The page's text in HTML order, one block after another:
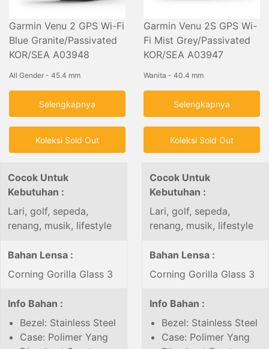
Garmin Venu 2 GPS Wi-Fi
Blue Granite/Passivated
KOR/SEA A03948
All Gender - 45.4 mm
Selengkapnya
Koleksi Sold Out
Garmin Venu 2S GPS Wi-
Fi Mist Grey/Passivated
KOR/SEA A03947
Wanita - 40.4 mm
Selengkapnya
Koleksi Sold Out
Cocok Untuk
Kebutuhan :
Lari, golf, sepeda,
renang, musik, lifestyle
Cocok Untuk
Kebutuhan :
Lari, golf, sepeda,
renang, musik, lifestyle
Bahan Lensa :
Corning Gorilla Glass 3
Bahan Lensa :
Corning Gorilla Glass 3
Info Bahan :
Bezel: Stainless Steel
Case: Polimer Yang
Info Bahan :
Bezel: Stainless Steel
Case: Polimer Yang